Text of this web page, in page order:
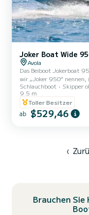
Joker Boat Wide
Avola
Das Beiboot Jokerboat
wir „Joker 950“ nennen,
unserer Skipper in
und eleganten Boot
beträgt 16 Personen,
jedoch, 8 Personen nicht
sein. Das Schlauchboot
Schlauchboot Skipper
9.5 m
Toller Besitzer
ab $529,46
‹
Brauchen